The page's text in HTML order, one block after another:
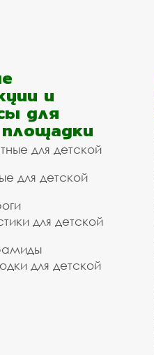
и
для
для детской
для детской
для детской
для детской